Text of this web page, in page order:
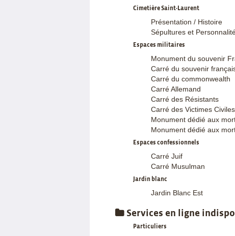
Cimetière Saint-Laurent
Présentation / Histoire
Sépultures et
Espaces militaires
Monument du souvenir
Carré du souvenir
Carré du commonwealth
Carré Allemand
Carré des Résistants
Carré des Victimes Civiles
Monument dédié aux
Monument dédié aux
Espaces confessionnels
Carré Juif
Carré Musulman
Jardin blanc
Jardin Blanc Est
Services en ligne
Particuliers